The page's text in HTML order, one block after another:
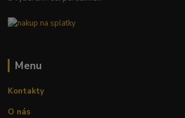
Menu
Kontakty
O nás